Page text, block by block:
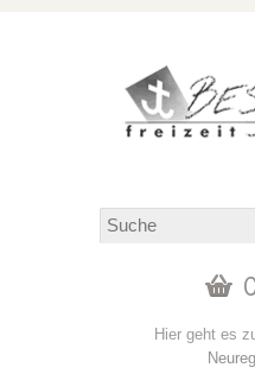
Hier geht es